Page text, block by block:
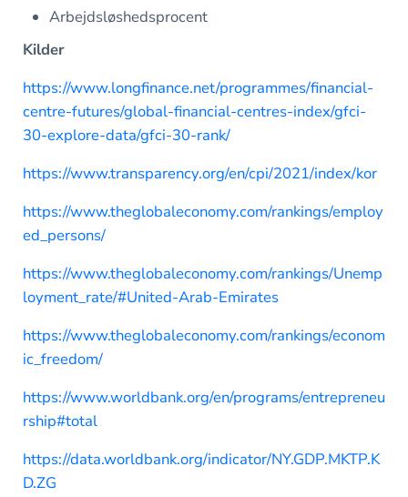
Arbejdsløshedsprocent
Kilder
https://www.longfinance.net/programmes/financial-
centre-futures/global-financial-centres-index/gfci-
30-explore-data/gfci-30-rank/
https://www.transparency.org/en/cpi/2021/index/kor
https://www.theglobaleconomy.com/rankings/employ
ed_persons/
https://www.theglobaleconomy.com/rankings/Unemp
loyment_rate/#United-Arab-Emirates
https://www.theglobaleconomy.com/rankings/econom
ic_freedom/
https://www.worldbank.org/en/programs/entrepreneu
rship#total
https://data.worldbank.org/indicator/NY.GDP.MKTP.K
D.ZG